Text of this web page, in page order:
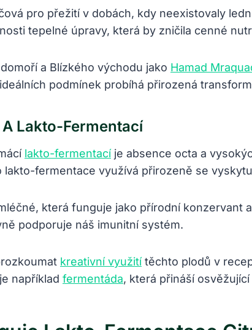
pro přežití v dobách, kdy neexistovaly
tepelné úpravy, která by zničila cenné
a Blízkého východu jako Hamad
podmínek probíhá přirozená
Lakto-Fermentací
lakto-fermentacíje absence octa a
fermentace využívá přirozeně se
která funguje jako přírodní konzervant
podporuje náš imunitní systém.
kreativní využitítěchto plodů v
například fermentáda, která přináší